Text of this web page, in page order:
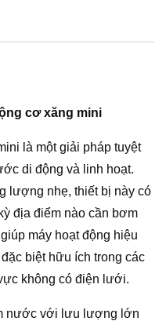
cơ xăng mini
là một giải pháp tuyệt
di động và linh hoạt.
lượng nhẹ, thiết bị này có
địa điểm nào cần bơm
máy hoạt động hiệu
biệt hữu ích trong các
không có điện lưới.
nước với lưu lượng lớn